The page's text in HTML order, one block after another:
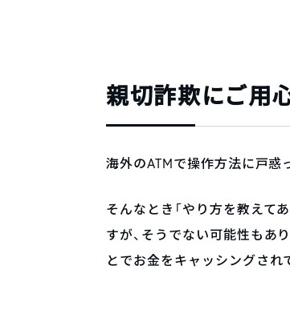
親切詐欺にご用
海外のATMで操作方法に戸惑
そんなとき「やり方を教えて
すが、そうでない可能性もあ
とでお金をキャッシングされ